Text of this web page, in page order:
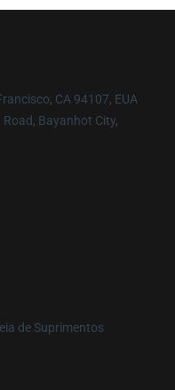
CA 94107, EUA
Bayanhot City,
de Suprimentos